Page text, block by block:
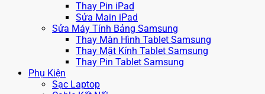
Thay Pin iPad
Sửa Main iPad
Sửa Máy Tính Bảng Samsung
Thay Màn Hình Tablet Samsung
Thay Mặt Kính Tablet Samsung
Thay Pin Tablet Samsung
Phụ Kiện
Sạc Laptop